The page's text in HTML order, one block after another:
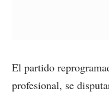
El partido
profesional, se